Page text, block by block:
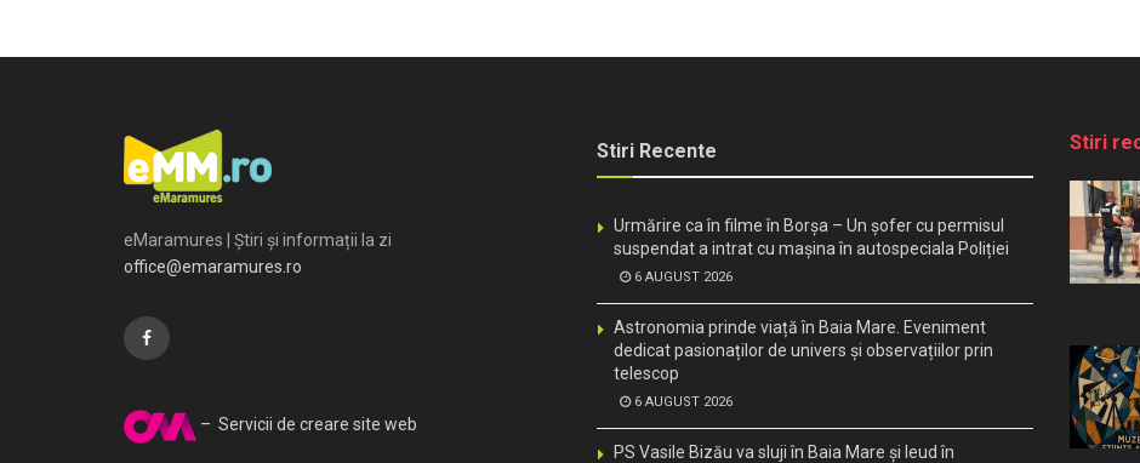
eMaramures | Știri și informații la zi
office@emaramures.ro
– Servicii de creare site web
Stiri Recente
Urmărire ca în filme în Borșa – Un șofer cu permisul
suspendat a intrat cu mașina în autospeciala Poliției
6 AUGUST 2026
Astronomia prinde viață în Baia Mare. Eveniment
dedicat pasionaților de univers și observațiilor prin
telescop
6 AUGUST 2026
PS Vasile Bizău va sluji în Baia Mare și Ieud în
Stiri